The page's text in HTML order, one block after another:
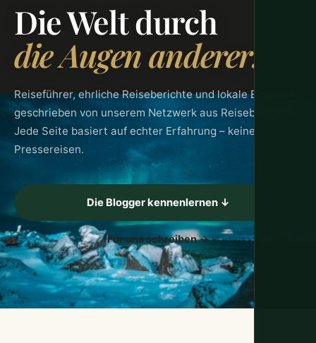
Die Welt durch
die Augen anderer.
Reiseführer, ehrliche Reiseberichte und lokale Einblicke,
geschrieben von unserem Netzwerk aus Reisebloggern.
Jede Seite basiert auf echter Erfahrung – keine
Pressereisen.
Die Blogger kennenlernen ↓
Für uns schreiben →